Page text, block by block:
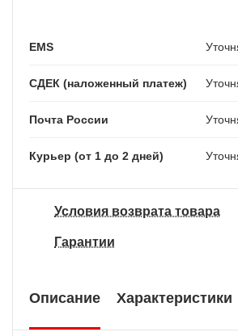
EMS
СДЕК (наложенный платеж)
Почта России
Курьер (от 1 до 2 дней)
Условия возврата товара
Гарантии
Описание Характеристики